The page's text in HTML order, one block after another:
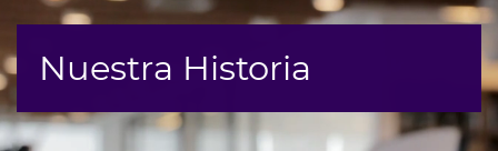
Nuestra Historia